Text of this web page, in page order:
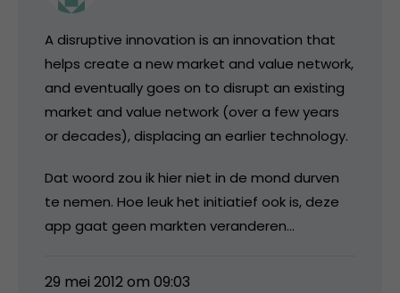
A disruptive innovation is an innovation that
helps create a new market and value network,
and eventually goes on to disrupt an existing
market and value network (over a few years
or decades), displacing an earlier technology.
Dat woord zou ik hier niet in de mond durven
te nemen. Hoe leuk het initiatief ook is, deze
app gaat geen markten veranderen…
29 mei 2012 om 09:03